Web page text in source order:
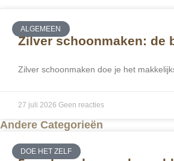
ALGEMEEN
Zilver schoonmaken: de
Zilver schoonmaken doe je het
27 juli 2026 Geen reacties
Andere Categorieën
DOE HET ZELF